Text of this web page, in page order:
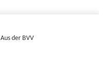
Aus der BVV